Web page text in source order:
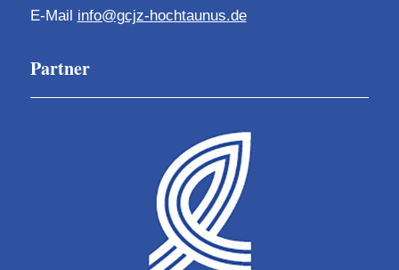
E-Mail info@gcjz-hochtaunus.de
Partner